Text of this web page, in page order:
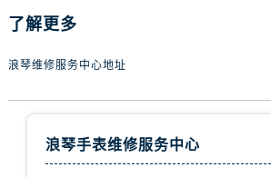
了解更多
浪琴维修服务中心地址
浪琴手表维修服务中心